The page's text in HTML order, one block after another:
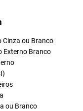
Cinza ou Branco
Externo Branco
ou Branco